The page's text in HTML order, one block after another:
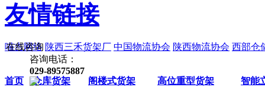
友情链接
喵吉网络 陕西三禾货架厂 中国物流协会 陕西物流协会 西部仓
首页 仓库货架 阁楼式货架 高位重型货架 智能
在线咨询
咨询电话：
029-89575887